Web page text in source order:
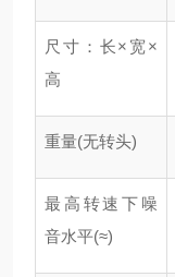
尺寸：长×宽×
高
重量(无转头)
最高转速下噪
音水平(≈)